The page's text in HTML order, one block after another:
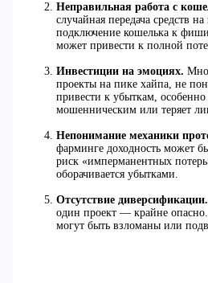
Неправильная работа с
случайная передача средств
подключение кошелька к
может привести к полной
Инвестиции на эмоциях.
проекты на пике хайпа, не
привести к убыткам, особенно
мошенническим или теряет
Непонимание механики
фарминге доходность может
риск «имперманентных
оборачивается убытками.
Отсутствие диверсификации.
один проект — крайне
могут быть взломаны или